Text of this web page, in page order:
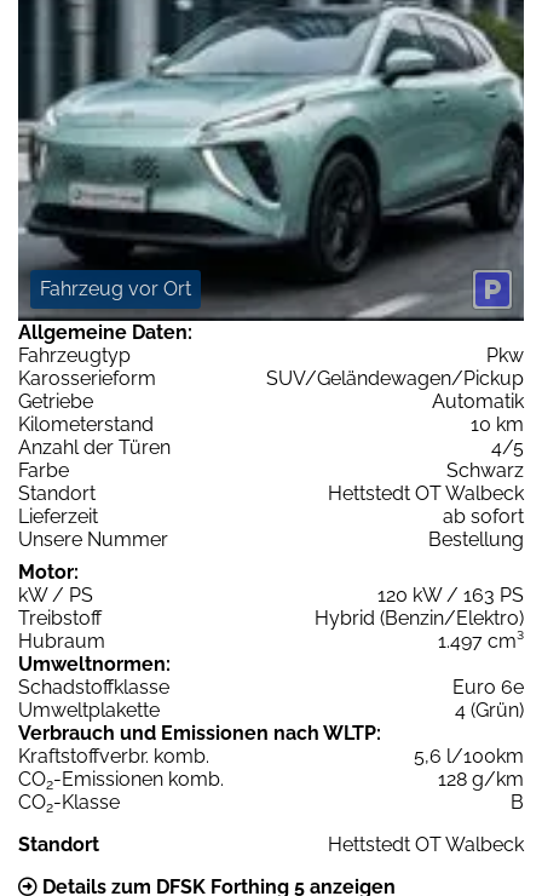
Fahrzeug vor Ort
Allgemeine Daten:
Fahrzeugtyp
Pkw
Karosserieform
SUV/Geländewagen/Pickup
Getriebe
Automatik
Kilometerstand
10 km
Anzahl der Türen
4/5
Farbe
Schwarz
Standort
Hettstedt OT Walbeck
Lieferzeit
ab sofort
Unsere Nummer
Bestellung
Motor:
kW / PS
120 kW / 163 PS
Treibstoff
Hybrid (Benzin/Elektro)
Hubraum
1.497 cm³
Umweltnormen:
Schadstoffklasse
Euro 6e
Umweltplakette
4 (Grün)
Verbrauch und Emissionen nach WLTP:
Kraftstoffverbr. komb.
5,6 l/100km
CO2-Emissionen komb.
128 g/km
CO2-Klasse
B
Standort
Hettstedt OT Walbeck
Details zum DFSK Forthing 5 anzeigen